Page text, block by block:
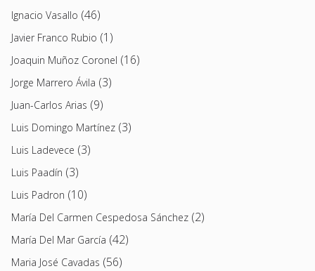
Ignacio Vasallo (46)
Javier Franco Rubio (1)
Joaquin Muñoz Coronel (16)
Jorge Marrero Ávila (3)
Juan-Carlos Arias (9)
Luis Domingo Martínez (3)
Luis Ladevece (3)
Luis Paadín (3)
Luis Padron (10)
María Del Carmen Cespedosa Sánchez (2)
María Del Mar García (42)
Maria José Cavadas (56)